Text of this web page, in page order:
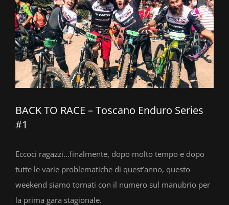
BACK TO RACE – Toscano Enduro Series
#1
Eccoci ragazzi…finalmente, dopo molto tempo e dopo
tutte le varie problematiche di quest’anno, questo
weekend siamo tornati con il numero sul manubrio per
la prima gara stagionale.